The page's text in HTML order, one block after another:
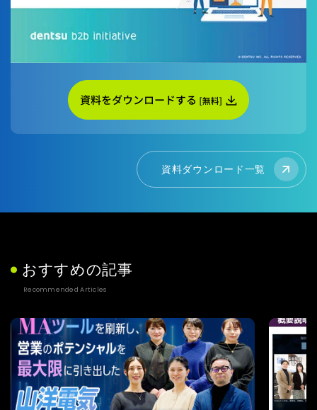
資料ダウンロード一覧
おすすめの記事
Recommended Articles